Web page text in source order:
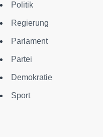
Politik
Regierung
Parlament
Partei
Demokratie
Sport